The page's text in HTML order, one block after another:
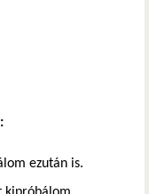
ezután is.